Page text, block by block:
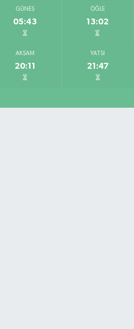
GÜNEŞ
05:43
ÖĞLE
13:02
AKŞAM
20:11
YATSI
21:47